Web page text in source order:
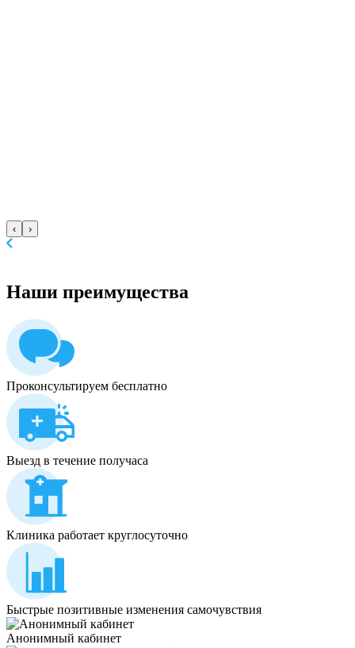
‹ ›
Наши преимущества
Проконсультируем бесплатно
Выезд в течение получаса
Клиника работает круглосуточно
Быстрые позитивные изменения самочувствия
Анонимный кабинет